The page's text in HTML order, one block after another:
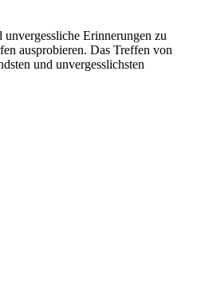
unvergessliche Erinnerungen zu
ausprobieren. Das Treffen von
und unvergesslichsten